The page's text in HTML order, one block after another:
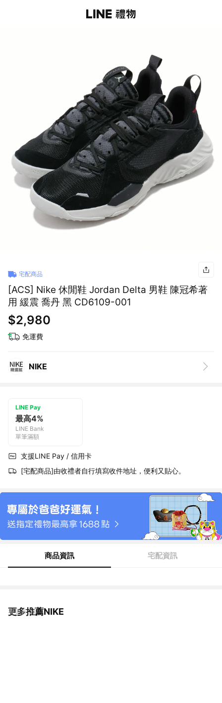
宅配商品
[ACS] Nike 休閒鞋 Jordan Delta 男鞋 陳冠希著
用 緩震 喬丹 黑 CD6109-001
$2,980
免運費
NIKE
LINE Pay
最高4%
LINE Bank
單筆滿額
支援LINE Pay / 信用卡
[宅配商品]由收禮者自行填寫收件地址，便利又貼心。
商品資訊 宅配資訊
更多推薦NIKE
看更多